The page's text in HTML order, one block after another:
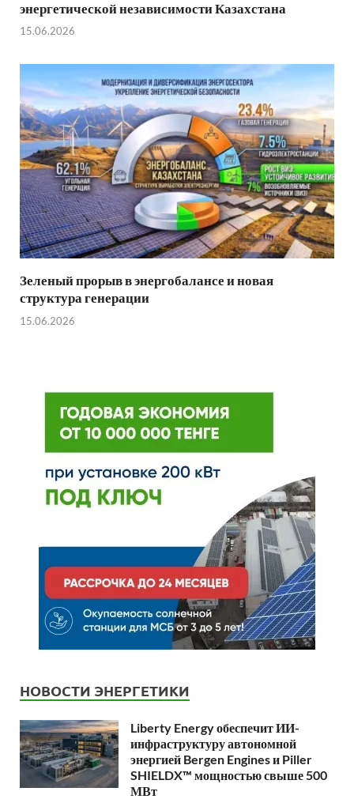
энергетической независимости Казахстана
15.06.2026
Зеленый прорыв в энергобалансе и новая
структура генерации
15.06.2026
НОВОСТИ ЭНЕРГЕТИКИ
Liberty Energy обеспечит ИИ-
инфраструктуру автономной
энергией Bergen Engines и Piller
SHIELDX™ мощностью свыше 500
МВт